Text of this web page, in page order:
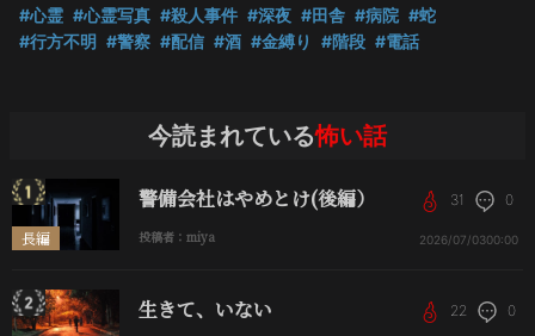
#心霊 #心霊写真 #殺人事件 #深夜 #田舎 #病院 #蛇
#行方不明 #警察 #配信 #酒 #金縛り #階段 #電話
今読まれている怖い話
長編
警備会社はやめとけ(後編）
投稿者：miya
31 0
2026/07/0300:00
生きて、いない 22 0